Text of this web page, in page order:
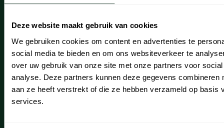
Deze website maakt gebruik van cookies
We gebruiken cookies om content en advertenties te
social media te bieden en om ons websiteverkeer te
over uw gebruik van onze site met onze partners voor
analyse. Deze partners kunnen deze gegevens combineren
aan ze heeft verstrekt of die ze hebben verzameld op basis
services.
Leiderdorp
Lisse
Noordwijk